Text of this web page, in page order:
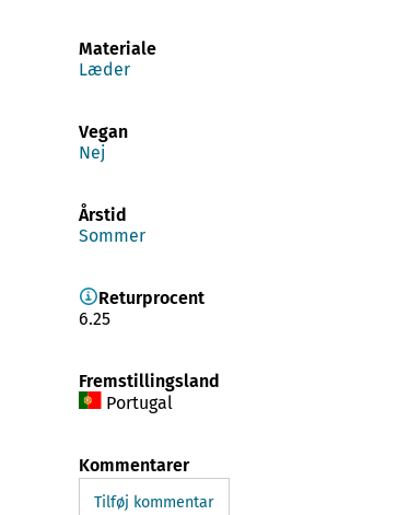
Materiale
Læder
Vegan
Nej
Årstid
Sommer
Returprocent
6.25
Fremstillingsland
Portugal
Kommentarer
Tilføj kommentar